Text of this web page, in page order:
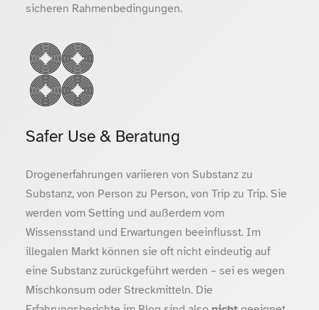
sicheren Rahmenbedingungen.
Safer Use & Beratung
Drogenerfahrungen variieren von Substanz zu
Substanz, von Person zu Person, von Trip zu Trip. Sie
werden vom Setting und außerdem vom
Wissensstand und Erwartungen beeinflusst. Im
illegalen Markt können sie oft nicht eindeutig auf
eine Substanz zurückgeführt werden – sei es wegen
Mischkonsum oder Streckmitteln. Die